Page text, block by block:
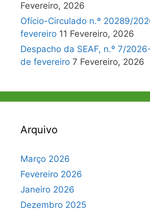
Fevereiro, 2026
Ofício-Circulado n.º 20289/
fevereiro 11 Fevereiro, 2026
Despacho da SEAF, n.º 7/
de fevereiro 7 Fevereiro, 2026
Arquivo
Março 2026
Fevereiro 2026
Janeiro 2026
Dezembro 2025